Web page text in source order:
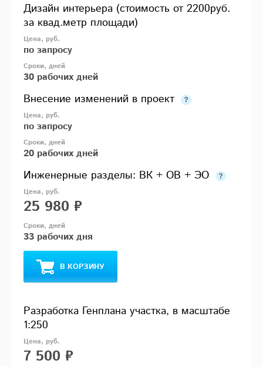
Дизайн интерьера (стоимость от 2200руб.
за квад.метр площади)
по запросу
30 рабочих дней
Внесение изменений в проект
по запросу
20 рабочих дней
Инженерные разделы: ВК + ОВ + ЭО
25 980 ₽
33 рабочих дня
В КОРЗИНУ
Разработка Генплана участка, в масштабе
1:250
7 500 ₽